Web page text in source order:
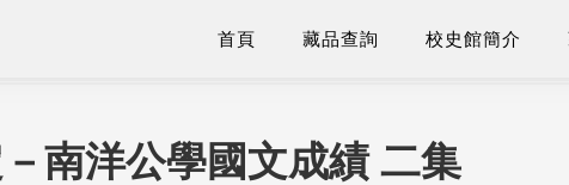
首頁 藏品查詢 校史館簡介
南洋公學國文成績 二集